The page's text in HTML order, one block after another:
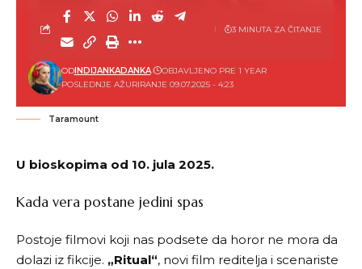
POSLEDNJE AŽURIRANJE 09.07.2025 - 4:23
ODINDIJANKADANKA OBJAVLJENO PRE 1 YEAR
3 MINUTA ZA ČITANJE
Taramount
U bioskopima od 10. jula 2025.
Kada vera postane jedini spas
Postoje filmovi koji nas podsete da horor ne mora da
dolazi iz fikcije. „Ritual“, novi film reditelja i scenariste